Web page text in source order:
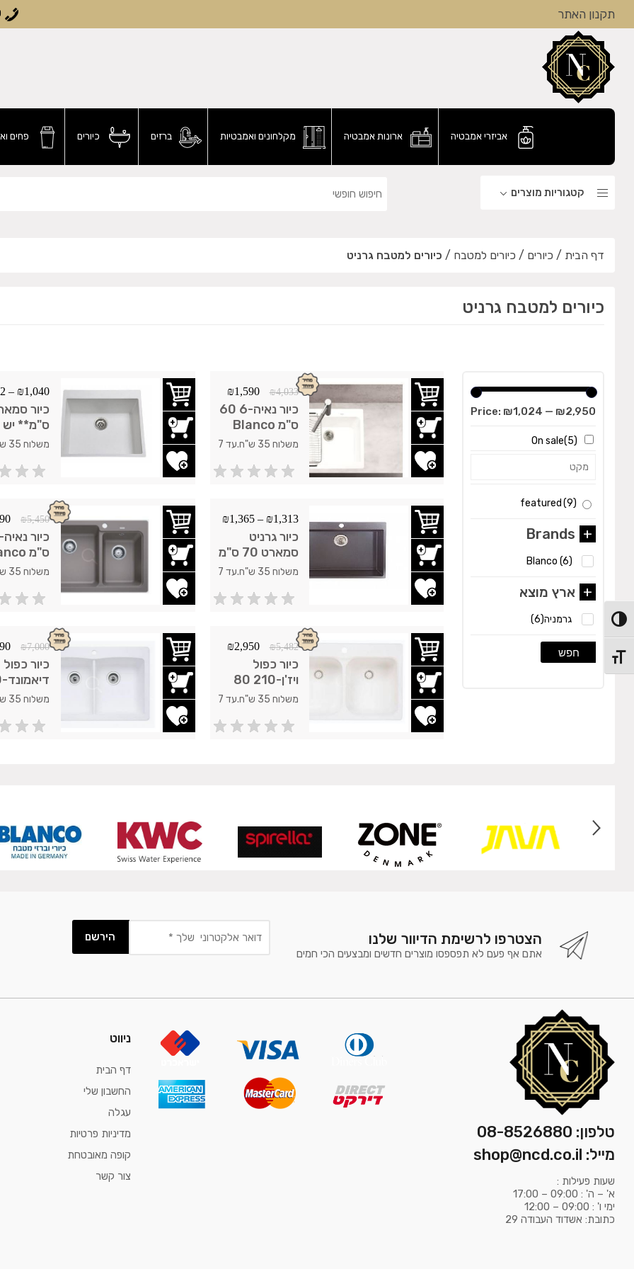
מתג ניגודיות גבוהה
מתג גודל גופן
תקנון האתר
אביזרי אמבטיה ארונות אמבטיה מקלחונים ואמבטיות ברזים כיורים פחים
קטגוריות מוצרים
דף הבית / כיורים / כיורים למטבח / כיורים למטבח גרניט
כיורים למטבח גרניט
Price: ₪1,024 — ₪2,950
On sale(5)
featured(9)
Brands +
Blanco (6)
ארץ מוצא +
גרמניה(6)
חפש
₪4,033
₪1,590
כיור נאיה-6 60
ס"מ Blanco
משלוח 35 ש"ח.עד 7
₪1,040
–
ס"מ** יש
להתעדכן
הצבעים
הוסף לשרימת משאלות
₪1,313
–
₪1,365
כיור גרניט
סמארט 70 ס"מ
משלוח 35 ש"ח.עד 7
₪5,450
ס"מ Blanco
₪5,482
₪2,950
כיור כפול
ויז'ן-210 80
ס"מ Blanco
משלוח 35 ש"ח.עד 7
₪7,000
כיור כפול
Blanco
הצטרפו לרשימת הדיוור שלנו
אתם אף פעם לא תפספסו מוצרים חדשים ומבצעים הכי חמים
טלפון: 08-8526880
מייל: shop@ncd.co.il
שעות פעילות :
א' – ה' : 09:00 – 17:00
ימי ו' : 09:00 – 12:00
כתובת: אשדוד העבודה 29
ניווט
דף הבית
החשבון שלי
עגלה
מדיניות פרטיות
קופה מאובטחת
צור קשר